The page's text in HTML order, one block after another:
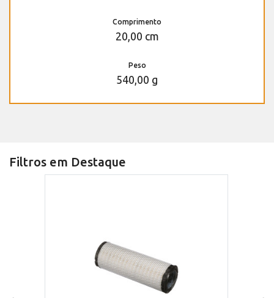
Comprimento
20,00 cm
Peso
540,00 g
Filtros em Destaque